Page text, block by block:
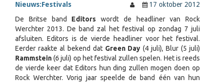
Nieuws:Festivals
17 oktober 2012
De Britse band Editors wordt de headliner van Rock
Werchter 2013. De band zal het festival op zondag 7 juli
afsluiten. Editors is de vierde headliner voor het festival.
Eerder raakte al bekend dat Green Day (4 juli), Blur (5 juli)
Rammstein(6 juli) op het festival zullen spelen. Het is reeds
de vierde keer dat Editors hun ding zullen mogen doen op
Rock Werchter. Vorig jaar speelde de band één van hun